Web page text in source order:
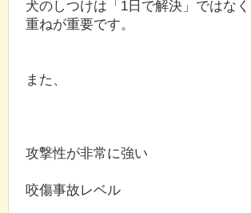
犬のしつけは「1日で解決」ではな
重ねが重要です。
また、
攻撃性が非常に強い
咬傷事故レベル